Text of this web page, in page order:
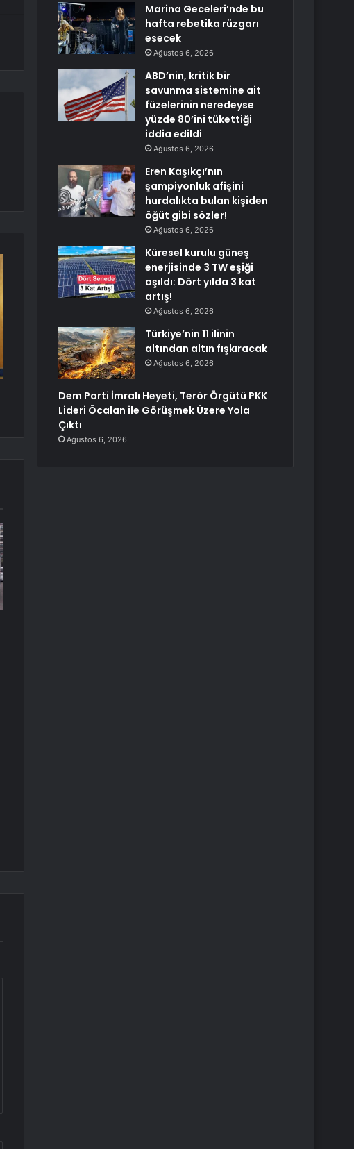
Marina Geceleri’nde bu
hafta rebetika rüzgarı
esecek
Ağustos 6, 2026
ABD’nin, kritik bir
savunma sistemine ait
füzelerinin neredeyse
yüzde 80’ini tükettiği
iddia edildi
Ağustos 6, 2026
Eren Kaşıkçı’nın
şampiyonluk afişini
hurdalıkta bulan kişiden
öğüt gibi sözler!
Ağustos 6, 2026
Küresel kurulu güneş
enerjisinde 3 TW eşiği
aşıldı: Dört yılda 3 kat
artış!
Ağustos 6, 2026
Türkiye’nin 11 ilinin
altından altın fışkıracak
Ağustos 6, 2026
Dem Parti İmralı Heyeti, Terör Örgütü PKK
Lideri Öcalan ile Görüşmek Üzere Yola
Çıktı
Ağustos 6, 2026